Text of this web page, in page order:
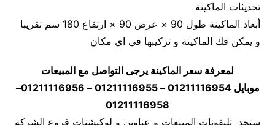
تحديثات الماكينة
أبعاد الماكينة طول 90 × عرض 90 × ارتفاع 180 سم تقريبا
و يمكن فك الماكينة و تركيبها في اي مكان
لمعرفة سعر الماكينة يرجى التواصل مع المبيعات
موبايل 01211116954 – 01211116955 – 01211116956–
01211116958
ستجد تليفونات المبيعات و عناوين و لوكيشنات فروع الشركة